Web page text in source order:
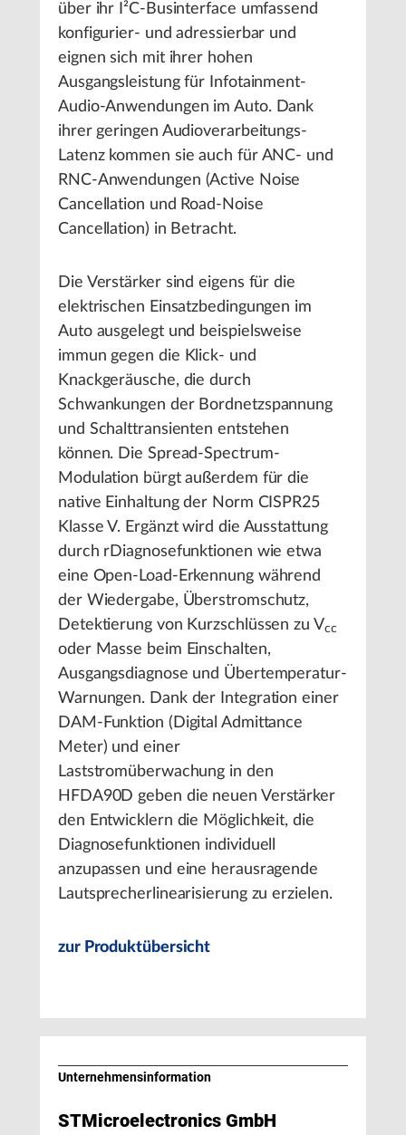
über ihr I²C-Businterface umfassend
konfigurier- und adressierbar und
eignen sich mit ihrer hohen
Ausgangsleistung für Infotainment-
Audio-Anwendungen im Auto. Dank
ihrer geringen Audioverarbeitungs-
Latenz kommen sie auch für ANC- und
RNC-Anwendungen (Active Noise
Cancellation und Road-Noise
Cancellation) in Betracht.
Die Verstärker sind eigens für die
elektrischen Einsatzbedingungen im
Auto ausgelegt und beispielsweise
immun gegen die Klick- und
Knackgeräusche, die durch
Schwankungen der Bordnetzspannung
und Schalttransienten entstehen
können. Die Spread-Spectrum-
Modulation bürgt außerdem für die
native Einhaltung der Norm CISPR25
Klasse V. Ergänzt wird die Ausstattung
durch rDiagnosefunktionen wie etwa
eine Open-Load-Erkennung während
der Wiedergabe, Überstromschutz,
Detektierung von Kurzschlüssen zu Vcc
oder Masse beim Einschalten,
Ausgangsdiagnose und Übertemperatur-
Warnungen. Dank der Integration einer
DAM-Funktion (Digital Admittance
Meter) und einer
Laststromüberwachung in den
HFDA90D geben die neuen Verstärker
den Entwicklern die Möglichkeit, die
Diagnosefunktionen individuell
anzupassen und eine herausragende
Lautsprecherlinearisierung zu erzielen.
zur Produktübersicht
Unternehmens­information
STMicroelectronics GmbH